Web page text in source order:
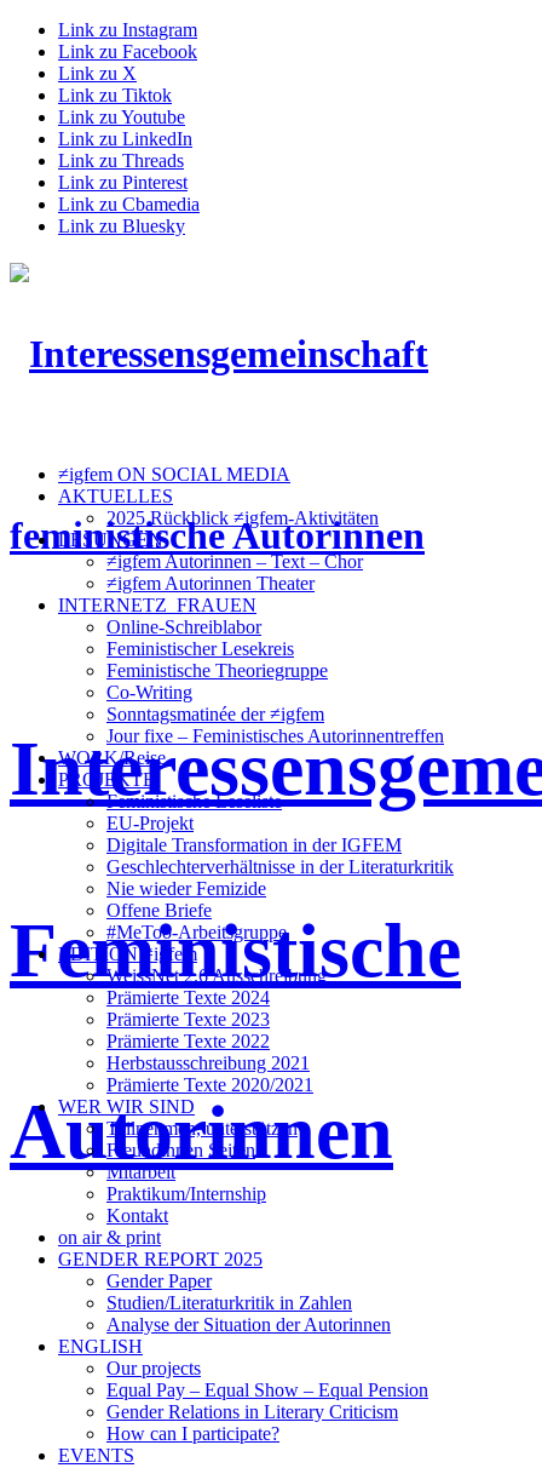
Link zu Instagram
Link zu Facebook
Link zu X
Link zu Tiktok
Link zu Youtube
Link zu LinkedIn
Link zu Threads
Link zu Pinterest
Link zu Cbamedia
Link zu Bluesky
Feministische
Autorinnen
≠igfem ON SOCIAL MEDIA
AKTUELLES
2025 Rückblick ≠igfem-Aktivitäten
LESUNGEN
≠igfem Autorinnen – Text – Chor
≠igfem Autorinnen Theater
INTERNETZ_FRAUEN
Online-Schreiblabor
Feministischer Lesekreis
Feministische Theoriegruppe
Co-Writing
Sonntagsmatinée der ≠igfem
Jour fixe – Feministisches Autorinnentreffen
WORK/Reise
PROJEKTE
Feministische Leseliste
EU-Projekt
Digitale Transformation in der IGFEM
Geschlechterverhältnisse in der Literaturkritik
Nie wieder Femizide
Offene Briefe
#MeToo-Arbeitsgruppe
EDITION ≠igfem
WeissNet 2.6 Ausschreibung
Prämierte Texte 2024
Prämierte Texte 2023
Prämierte Texte 2022
Herbstausschreibung 2021
Prämierte Texte 2020/2021
WER WIR SIND
Teilnehmen, unterstützen
Freundinnen Seiten
Mitarbeit
Praktikum/Internship
Kontakt
on air & print
GENDER REPORT 2025
Gender Paper
Studien/Literaturkritik in Zahlen
Analyse der Situation der Autorinnen
ENGLISH
Our projects
Equal Pay – Equal Show – Equal Pension
Gender Relations in Literary Criticism
How can I participate?
EVENTS